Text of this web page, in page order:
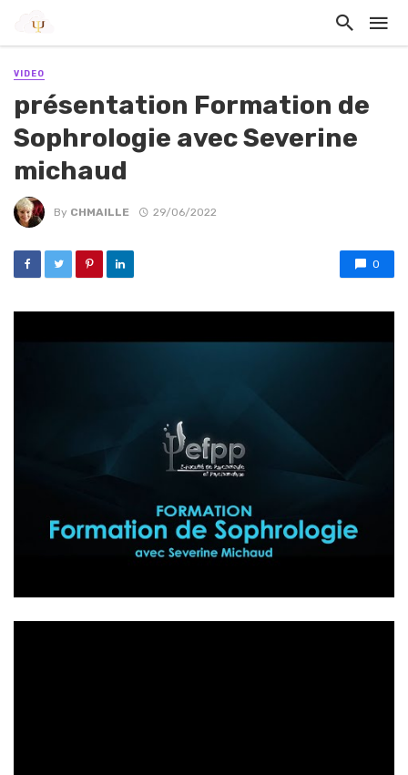
VIDEO
présentation Formation de
Sophrologie avec Severine
michaud
By CHMAILLE 29/06/2022
0